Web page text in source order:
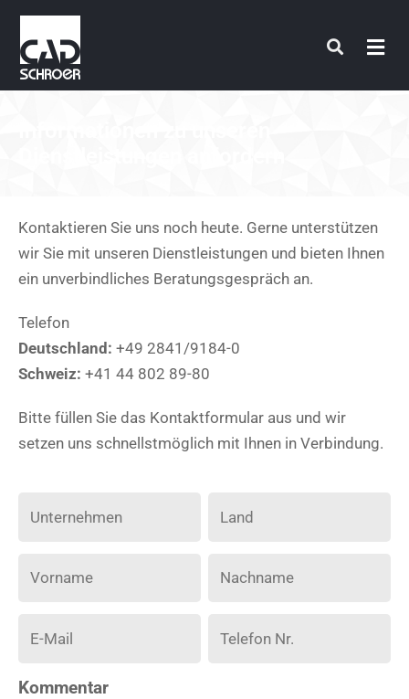
Zum
Inhalt
springen
Kontaktieren Sie uns noch heute. Gerne unterstützen
wir Sie mit unseren Dienstleistungen und bieten Ihnen
ein unverbindliches Beratungsgespräch an.
Telefon
Deutschland: +49 2841/9184-0
Schweiz: +41 44 802 89-80
Bitte füllen Sie das Kontaktformular aus und wir
setzen uns schnellstmöglich mit Ihnen in Verbindung.
Kommentar